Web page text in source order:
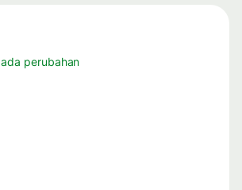
perubahan